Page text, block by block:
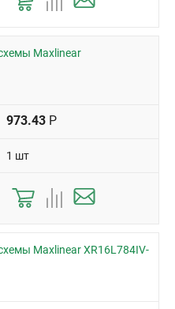
Maxlinear
973.43 Р
1 шт
Maxlinear XR16L784IV-